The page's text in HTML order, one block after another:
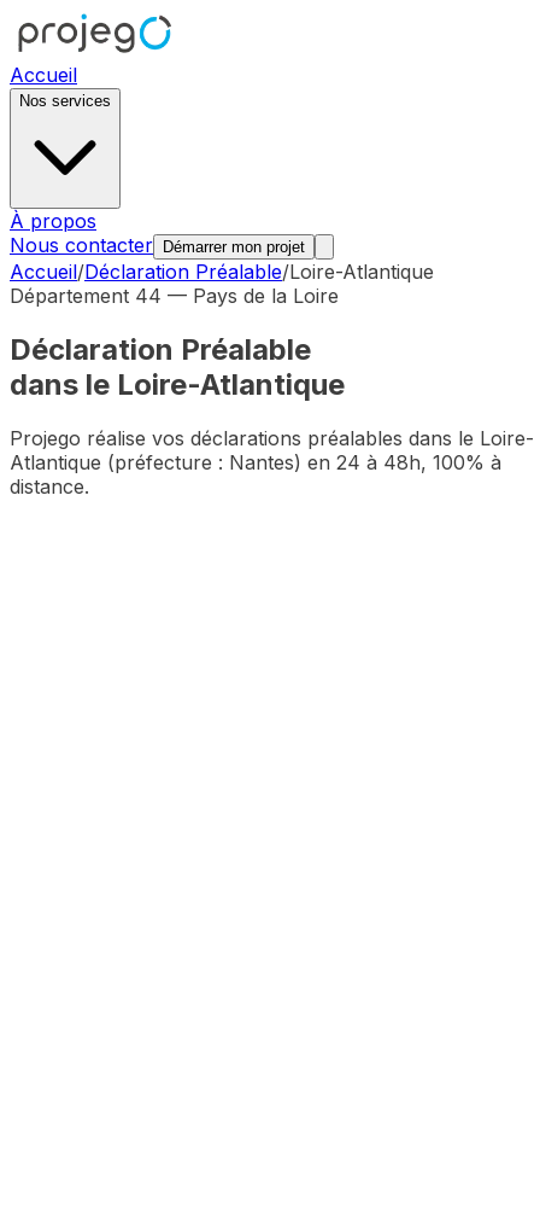
Accueil
Nos services
À propos
Nous contacter
Démarrer mon projet
Accueil/Déclaration Préalable/Loire-Atlantique
Département 44 — Pays de la Loire
Déclaration Préalable
dans le Loire-Atlantique
Projego réalise vos déclarations préalables dans le Loire-
Atlantique (préfecture : Nantes) en 24 à 48h, 100% à
distance.